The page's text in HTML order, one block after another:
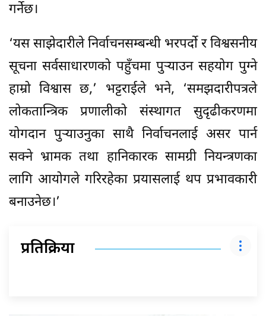
गर्नेछ।
‘यस साझेदारीले निर्वाचनसम्बन्धी भरपर्दो र विश्वसनीय
सूचना सर्वसाधारणको पहुँचमा पुर्‍याउन सहयोग पुग्ने
हाम्रो विश्वास छ,’ भट्टराईले भने, ‘समझदारीपत्रले
लोकतान्त्रिक प्रणालीको संस्थागत सुदृढीकरणमा
योगदान पुर्‍याउनुका साथै निर्वाचनलाई असर पार्न
सक्ने भ्रामक तथा हानिकारक सामग्री नियन्त्रणका
लागि आयोगले गरिरहेका प्रयासलाई थप प्रभावकारी
बनाउनेछ।’
प्रतिक्रिया